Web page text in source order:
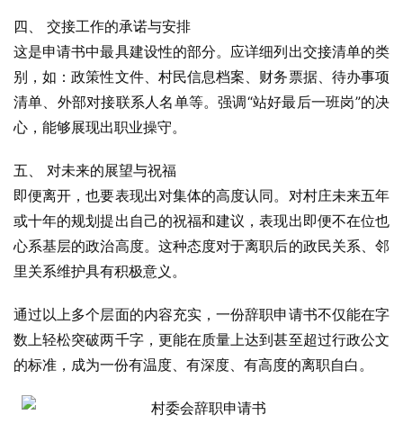
四、 交接工作的承诺与安排
这是申请书中最具建设性的部分。应详细列出交接清单的类
别，如：政策性文件、村民信息档案、财务票据、待办事项
清单、外部对接联系人名单等。强调“站好最后一班岗”的决
心，能够展现出职业操守。
五、 对未来的展望与祝福
即便离开，也要表现出对集体的高度认同。对村庄未来五年
或十年的规划提出自己的祝福和建议，表现出即便不在位也
心系基层的政治高度。这种态度对于离职后的政民关系、邻
里关系维护具有积极意义。
通过以上多个层面的内容充实，一份辞职申请书不仅能在字
数上轻松突破两千字，更能在质量上达到甚至超过行政公文
的标准，成为一份有温度、有深度、有高度的离职自白。